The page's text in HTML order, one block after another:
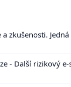
zkušenosti.
- Další rizikový e-